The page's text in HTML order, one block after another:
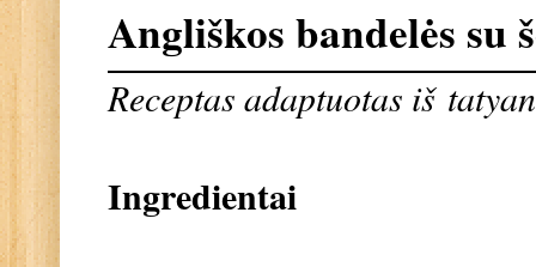
Angliškos bandelės su
Receptas adaptuotas iš
Ingredientai